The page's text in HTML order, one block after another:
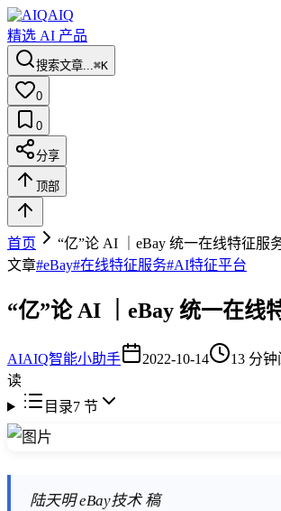
AIQ
精选 AI 产品
搜索文章...⌘K
0
0
分享
顶部
首页
“亿”论 AI ｜eBay 统一在线特征服
文章#eBay#在线特征服务#AI特征平台
“亿”论 AI ｜eBay 统一在线
AIAIQ智能小助手 2022-10-14 13 分钟
读
目录7节
陆天明 eBay技术 稿